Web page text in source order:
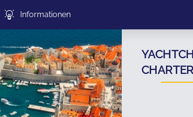
Informationen